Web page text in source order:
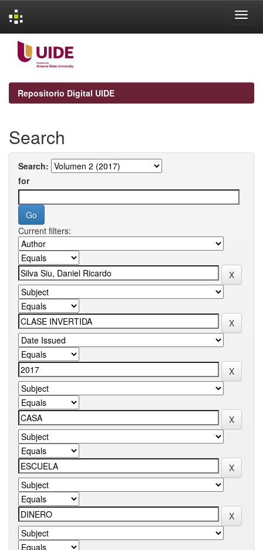
navigation
Repositorio Digital UIDE
Search
Search:
for
Current filters: